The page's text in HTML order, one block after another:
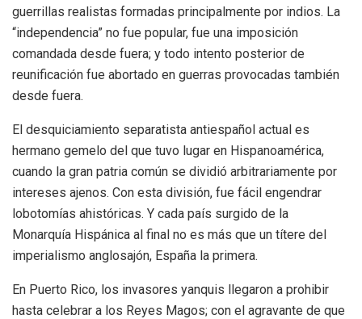
guerrillas realistas formadas principalmente por indios. La
“independencia” no fue popular, fue una imposición
comandada desde fuera; y todo intento posterior de
reunificación fue abortado en guerras provocadas también
desde fuera.
El desquiciamiento separatista antiespañol actual es
hermano gemelo del que tuvo lugar en Hispanoamérica,
cuando la gran patria común se dividió arbitrariamente por
intereses ajenos. Con esta división, fue fácil engendrar
lobotomías ahistóricas. Y cada país surgido de la
Monarquía Hispánica al final no es más que un títere del
imperialismo anglosajón, España la primera.
En Puerto Rico, los invasores yanquis llegaron a prohibir
hasta celebrar a los Reyes Magos; con el agravante de que